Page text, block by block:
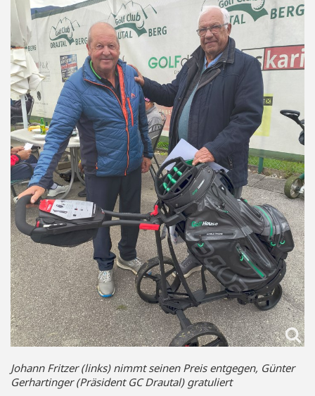
Johann Fritzer (links) nimmt seinen Preis entgegen, Günter
Gerhartinger (Präsident GC Drautal) gratuliert